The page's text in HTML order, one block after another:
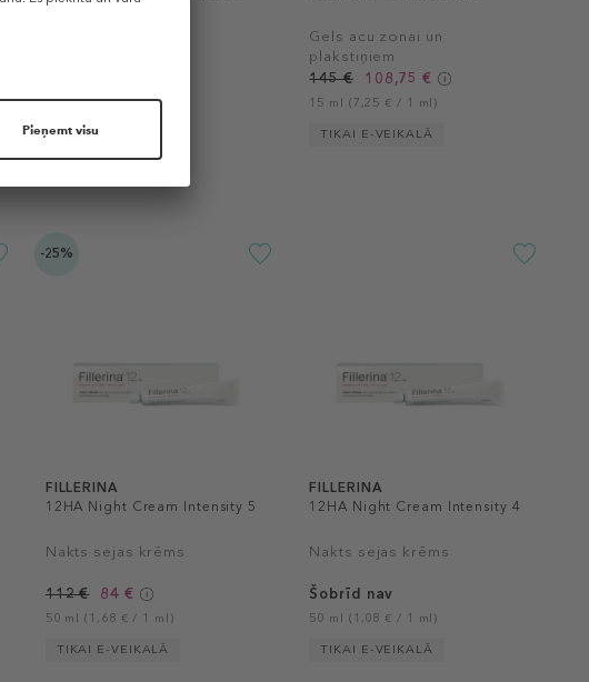
50 ml (1,22 € / 1 ml)
TIKAI E-VEIKALĀ
Gels acu zonai un
plakstiņiem
145 €
108,75 €
15 ml (7,25 € / 1 ml)
TIKAI E-VEIKALĀ
-25%
FILLERINA
12HA Night Cream Intensity 5
Nakts sejas krēms
112 € 84 €
50 ml (1,68 € / 1 ml)
TIKAI E-VEIKALĀ
FILLERINA
12HA Night Cream Intensity 4
Nakts sejas krēms
Šobrīd nav
50 ml (1,08 € / 1 ml)
TIKAI E-VEIKALĀ